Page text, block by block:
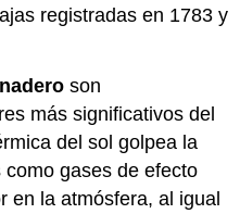
registradas en 1783 y
son
más significativos del
del sol golpea la
comogases de efecto
en la atmósfera, al igual